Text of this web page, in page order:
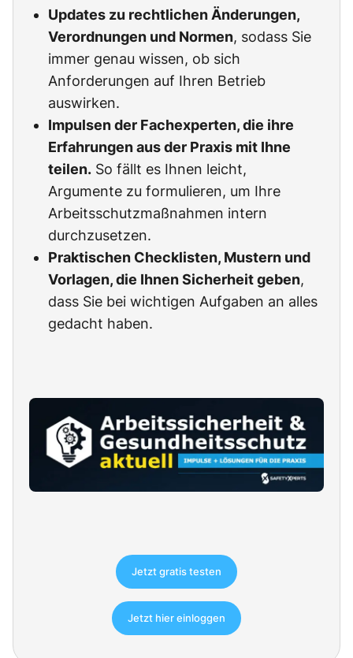
Updates zu rechtlichen Änderungen,
Verordnungen und Normen, sodass Sie
immer genau wissen, ob sich
Anforderungen auf Ihren Betrieb
auswirken.
Impulsen der Fachexperten, die ihre
Erfahrungen aus der Praxis mit Ihne
teilen. So fällt es Ihnen leicht,
Argumente zu formulieren, um Ihre
Arbeitsschutzmaßnahmen intern
durchzusetzen.
Praktischen Checklisten, Mustern und
Vorlagen, die Ihnen Sicherheit geben,
dass Sie bei wichtigen Aufgaben an alles
gedacht haben.
Jetzt gratis testen
Jetzt hier einloggen